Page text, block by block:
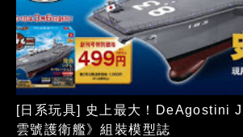
[日系玩具] 史上最大！DeAgostini
雲號護衛艦》組裝模型誌